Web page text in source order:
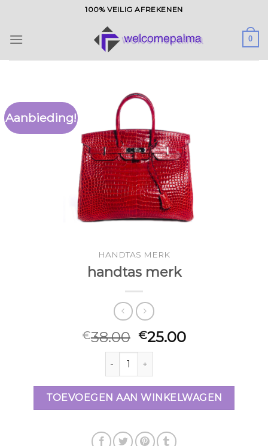
inhoud
100% VEILIG AFREKENEN
0
Aanbieding!
HANDTAS MERK
handtas merk
€38.00 €25.00
handtas merk aantal
TOEVOEGEN AAN WINKELWAGEN